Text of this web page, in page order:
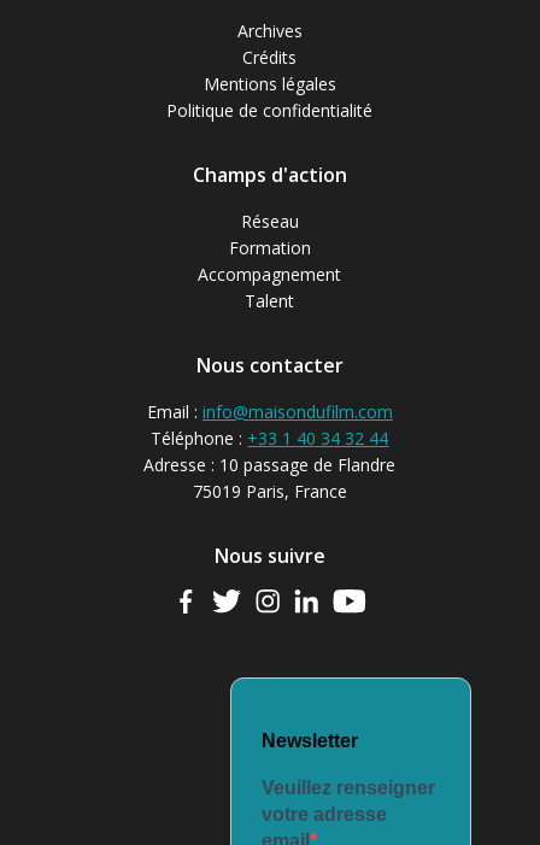
Archives
Crédits
Mentions légales
Politique de confidentialité
Champs d'action
Réseau
Formation
Accompagnement
Talent
Nous contacter
Email : info@maisondufilm.com
Téléphone : +33 1 40 34 32 44
Adresse : 10 passage de Flandre
75019 Paris, France
Nous suivre
Newsletter
Veuillez renseigner
votre adresse